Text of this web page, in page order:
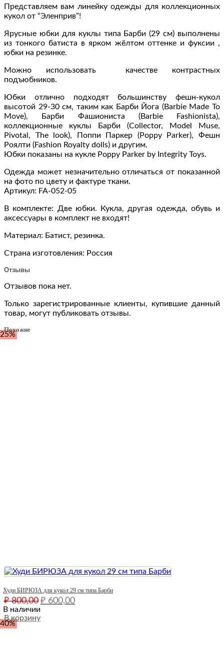
юбок
"Бохо"
для
кукол
типа
29
см
Представляем вам линейку одежды для коллекционных
кукол от “Эленприв”!
Ярусные юбки для куклы типа Барби (29 см) выполнены
из тонкого батиста в ярком жёлтом оттенке и фуксии ,
юбки на резинке.
Можно использовать качестве контрастных
подъюбников.
Юбки отлично подходят большинству фешн-кукол
высотой 29-30 см, таким как Барби Йога (Barbie Made To
Move), Барби Фашиониста (Barbie Fashionista),
коллекционные куклы Барби (Collector, Model Muse,
Pivotal, The look), Поппи Паркер (Poppy Parker), Фешн
Роялти (Fashion Royalty dolls) и другим.
Юбки показаны на кукле Poppy Parker by Integrity Toys.
Одежда может незначительно отличаться от показанной
на фото по цвету и фактуре ткани.
Артикул: FA-052-05
В комплекте: Две юбки. Кукла, другая одежда, обувь и
аксессуары в комплект не входят!
Материал: Батист, резинка.
Страна изготовления: Россия
Отзывы
Отзывов пока нет.
Только зарегистрированные клиенты, купившие данный
товар, могут публиковать отзывы.
Похожие
Худи БИРЮЗА для кукол 29 см типа Барби
₽800,00 Первоначальная
составляла
₽ 600,00Текущая
В наличии
В корзину